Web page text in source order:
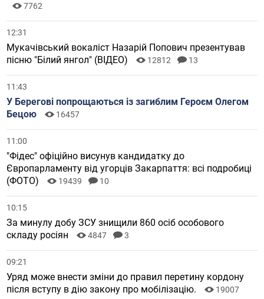
7762
12:31
Мукачівський вокаліст Назарій Попович презентував
пісню "Білий янгол" (ВІДЕО)
12812 13
11:43
У Берегові попрощаються із загиблим Героєм Олегом
Бецою
16457
11:00
"Фідес" офіційно висунув кандидатку до
Європарламенту від угорців Закарпаття: всі подробиці
(ФОТО)
19439 10
10:15
За минулу добу ЗСУ знищили 860 осіб особового
складу росіян
4847 3
09:21
Уряд може внести зміни до правил перетину кордону
після вступу в дію закону про мобілізацію.
19007